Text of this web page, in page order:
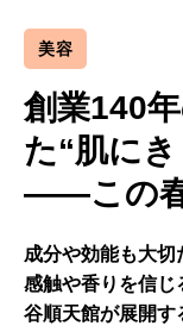
美容
創業140
た“肌に
——この
成分や効能も大切
感触や香りを信じ
谷順天館が展開